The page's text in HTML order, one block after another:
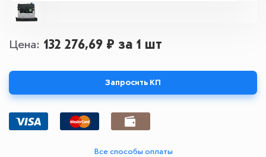
Цена 132 276,69 ₽ за 1 шт
Запросить КП
Все способы оплаты